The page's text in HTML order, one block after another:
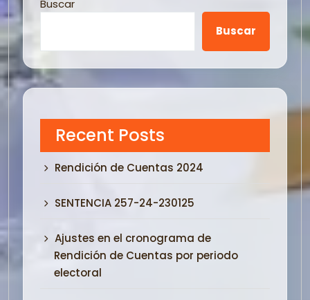
Buscar
Buscar
Recent Posts
Rendición de Cuentas 2024
SENTENCIA 257-24-230125
Ajustes en el cronograma de
Rendición de Cuentas por periodo
electoral